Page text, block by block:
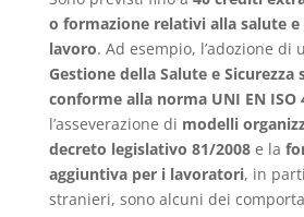
o formazione relativi alla salute e
lavoro. Ad esempio, l’adozione di
Gestione della Salute e Sicurezza
conforme alla norma UNI EN ISO
l’asseverazione di modelli
decreto legislativo 81/2008e la
aggiuntiva per i lavoratori, in
stranieri, sono alcuni dei